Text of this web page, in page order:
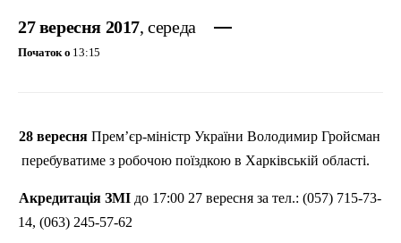
27 вересня 2017, середа
Початок о 13:15
28 вересня Прем’єр-міністр України Володимир Гройсман
перебуватиме з робочою поїздкою в Харківській області.
Акредитація ЗМІ до 17:00 27 вересня за тел.: (057) 715-73-
14, (063) 245-57-62